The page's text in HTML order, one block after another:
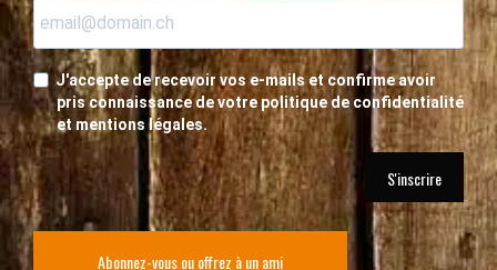
J'accepte de recevoir vos e-mails et confirme avoir
pris connaissance de votre politique de confidentialité
et mentions légales.
S'inscrire
Abonnez-vous ou offrez à un ami